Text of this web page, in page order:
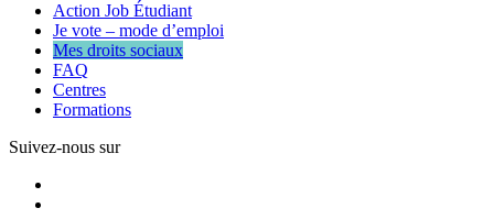
Action Job Étudiant
Je vote – mode d’emploi
Mes droits sociaux
FAQ
Centres
Formations
Suivez-nous sur